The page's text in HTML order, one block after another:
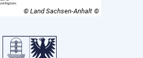
© Land Sachsen-Anhalt